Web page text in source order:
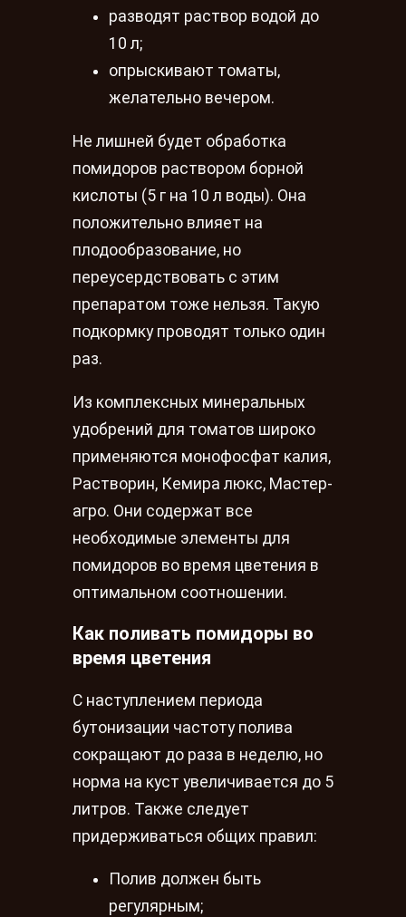
разводят раствор водой до
10 л;
опрыскивают томаты,
желательно вечером.
Не лишней будет обработка
помидоров раствором борной
кислоты (5 г на 10 л воды). Она
положительно влияет на
плодообразование, но
переусердствовать с этим
препаратом тоже нельзя. Такую
подкормку проводят только один
раз.
Из комплексных минеральных
удобрений для томатов широко
применяются монофосфат калия,
Растворин, Кемира люкс, Мастер-
агро. Они содержат все
необходимые элементы для
помидоров во время цветения в
оптимальном соотношении.
Как поливать помидоры во
время цветения
С наступлением периода
бутонизации частоту полива
сокращают до раза в неделю, но
норма на куст увеличивается до 5
литров. Также следует
придерживаться общих правил:
Полив должен быть
регулярным;